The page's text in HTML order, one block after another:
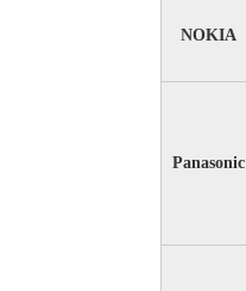
NOKIA
Panasonic